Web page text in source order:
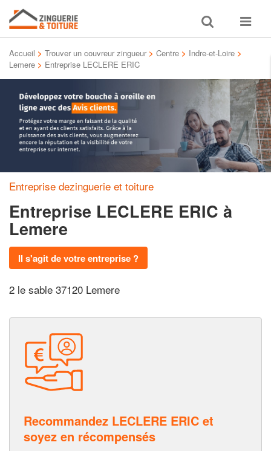
Toggle
search
Toggle
Accueil > Trouver un couvreur zingueur > Centre > Indre-et-Loire >
Lemere > Entreprise LECLERE ERIC
Entreprise dezinguerie et toiture
Entreprise LECLERE ERIC à
Lemere
Il s'agit de votre entreprise ?
2 le sable 37120 Lemere
Recommandez LECLERE ERIC et
soyez en récompensés